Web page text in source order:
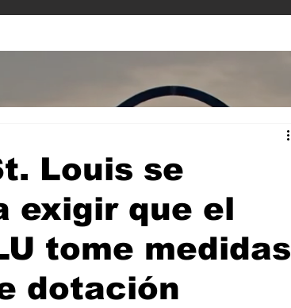
Louis se
exigir que el
tome medidas
dotación